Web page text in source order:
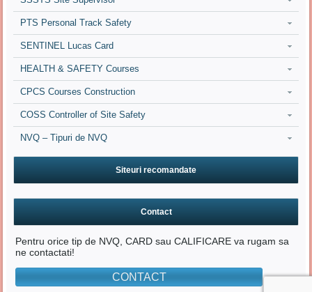
PTS Personal Track Safety
SENTINEL Lucas Card
HEALTH & SAFETY Courses
CPCS Courses Construction
COSS Controller of Site Safety
NVQ – Tipuri de NVQ
Siteuri recomandate
Contact
Pentru orice tip de NVQ, CARD sau CALIFICARE va rugam sa
ne contactati!
CONTACT